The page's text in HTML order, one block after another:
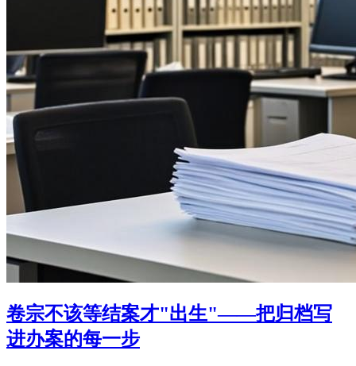
卷宗不该等结案才"出生"——把归档写
进办案的每一步